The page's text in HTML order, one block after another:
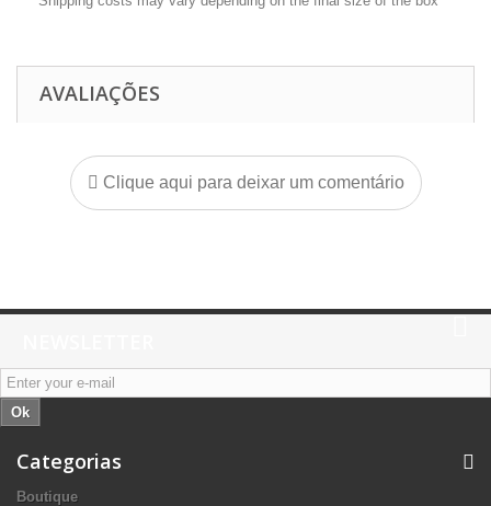
AVALIAÇÕES
Clique aqui para deixar um comentário
Ok
Categorias
Boutique